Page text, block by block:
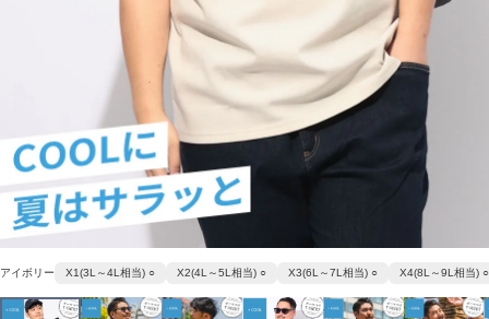
アイボリー X1(3L～4L相当) ○ X2(4L～5L相当) ○ X3(6L～7L相当) ○ X4(8L～9L相当) ○